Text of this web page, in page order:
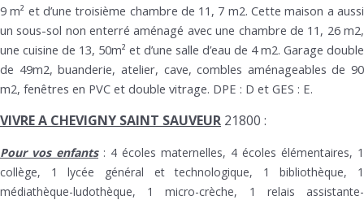
9 m² et d’une troisième chambre de 11, 7 m2. Cette maison a aussi
un sous-sol non enterré aménagé avec une chambre de 11, 26 m2,
une cuisine de 13, 50m² et d’une salle d’eau de 4 m2. Garage double
de 49m2, buanderie, atelier, cave, combles aménageables de 90
m2, fenêtres en PVC et double vitrage. DPE : D et GES : E.
VIVRE A CHEVIGNY SAINT SAUVEUR 21800 :
Pour vos enfants: 4 écoles maternelles, 4 écoles élémentaires, 1
collège, 1 lycée général et technologique, 1 bibliothèque, 1
médiathèque-ludothèque, 1 micro-crèche, 1 relais assistante-